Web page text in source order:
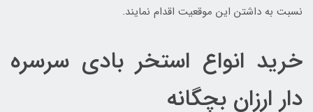
نسبت به داشتن این موقعیت اقدام نمایند.
خرید انواع استخر بادی سرسره
دار ارزان بچگانه